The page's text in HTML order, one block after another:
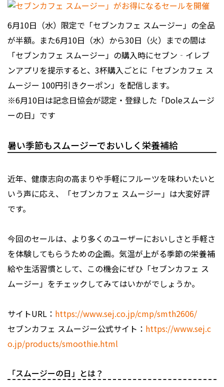
6月10日（水）限定で「セブンカフェ スムージー」の全品
が半額。また6月10日（水）から30日（火）までの間は
「セブンカフェ スムージー」の購入時にセブン‐イレブ
ンアプリを提示すると、3杯購入ごとに「セブンカフェ ス
ムージー 100円引きクーポン」を配信します。
※6月10日は記念日協会が認定・登録した「Doleスムージ
ーの日」です
暑い季節もスムージーでおいしく栄養補給
近年、健康志向の高まりや手軽にフルーツを味わいたいと
いう声に応え、「セブンカフェ スムージー」は大変好評
です。
今回のセールは、より多くのユーザーにおいしさと手軽さ
を体験してもらうための企画。気温が上がる季節の栄養補
給や生活習慣として、この機会にぜひ「セブンカフェ ス
ムージー」をチェックしてみてはいかがでしょうか。
サイトURL： https://www.sej.co.jp/cmp/smth2606/
セブンカフェ スムージー公式サイト： https://www.sej.c
o.jp/products/smoothie.html
「スムージーの日」とは？